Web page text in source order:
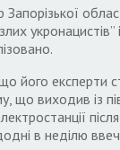
укронацистів”
його експерти
що виходив із
в неділю